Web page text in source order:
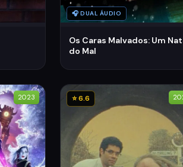
🎧 DUAL ÁUDIO
Os Caras Malvados: Um
do Mal
2023 ⭐ 6.6